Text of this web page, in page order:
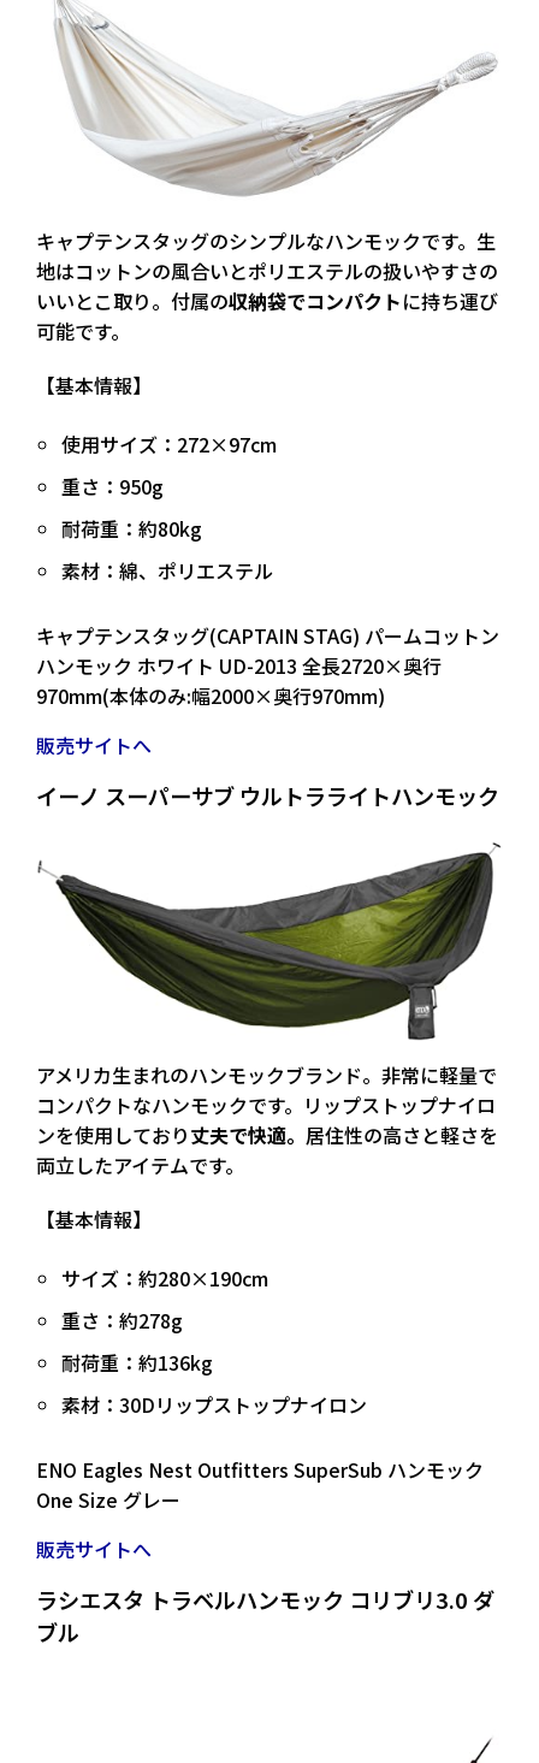
キャプテンスタッグのシンプルなハンモックです。生
地はコットンの風合いとポリエステルの扱いやすさの
いいとこ取り。付属の収納袋でコンパクトに持ち運び
可能です。
【基本情報】
使用サイズ：272×97cm
重さ：950g
耐荷重：約80kg
素材：綿、ポリエステル
キャプテンスタッグ(CAPTAIN STAG) パームコットン
ハンモック ホワイト UD-2013 全長2720×奥行
970mm(本体のみ:幅2000×奥行970mm)
販売サイトへ
イーノ スーパーサブ ウルトラライトハンモック
アメリカ生まれのハンモックブランド。 非常に軽量で
コンパクトなハンモックです。リップストップナイロ
ンを使用しており丈夫で快適。 居住性の高さと軽さを
両立したアイテムです。
【基本情報】
サイズ：約280×190cm
重さ：約278g
耐荷重：約136kg
素材：30Dリップストップナイロン
ENO Eagles Nest Outfitters SuperSub ハンモック
One Size グレー
販売サイトへ
ラシエスタ トラベルハンモック コリブリ3.0 ダ
ブル